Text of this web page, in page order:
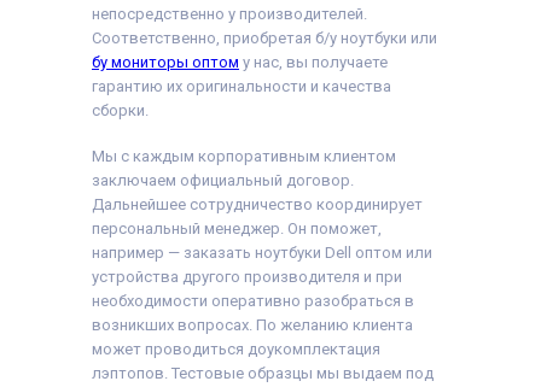
непосредственно у производителей.
Соответственно, приобретая б/у ноутбуки или
бу мониторы оптом у нас, вы получаете
гарантию их оригинальности и качества
сборки.
Мы с каждым корпоративным клиентом
заключаем официальный договор.
Дальнейшее сотрудничество координирует
персональный менеджер. Он поможет,
например — заказать ноутбуки Dell оптом или
устройства другого производителя и при
необходимости оперативно разобраться в
возникших вопросах. По желанию клиента
может проводиться доукомплектация
лэптопов. Тестовые образцы мы выдаем под